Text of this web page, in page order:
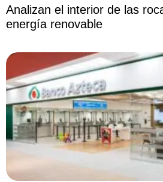
Analizan el interior de las
energía renovable